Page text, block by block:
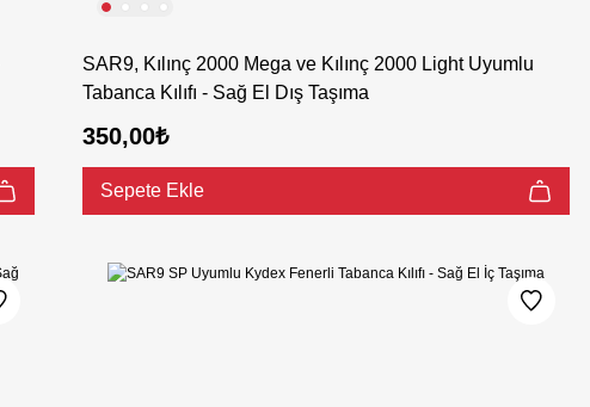
SAR9, Kılınç 2000 Mega ve Kılınç 2000 Light Uyumlu
Tabanca Kılıfı - Sağ El Dış Taşıma
350,00₺
Sepete Ekle